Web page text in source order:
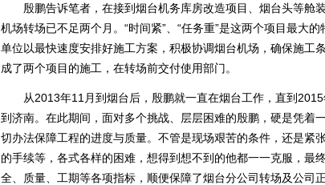
殷鹏告诉笔者，在接到烟台机务库房改造项目、烟台头等舱
机场转场已不足两个月。“时间紧”、“任务重”是这两个项目最大
单位以最快速度安排好施工方案，积极协调烟台机场，确保施工
成了两个项目的施工，在转场前交付使用部门。
从2013年11月到烟台后，殷鹏就一直在烟台工作，直到2015
到济南。在此期间，面对多个挑战、层层困难的殷鹏，硬是凭着
切办法保障工程的进度与质量。不管是现场艰苦的条件，还是紧
的手续等，各式各样的困难，想得到想不到的他都一一克服，最
全、质量、工期等各项指标，顺便保障了烟台分公司转场及公司